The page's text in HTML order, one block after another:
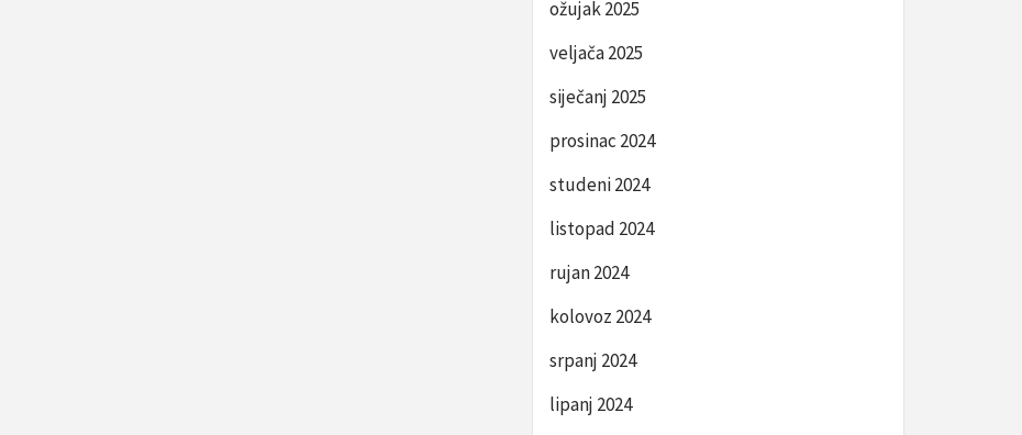
ožujak 2025
veljača 2025
siječanj 2025
prosinac 2024
studeni 2024
listopad 2024
rujan 2024
kolovoz 2024
srpanj 2024
lipanj 2024